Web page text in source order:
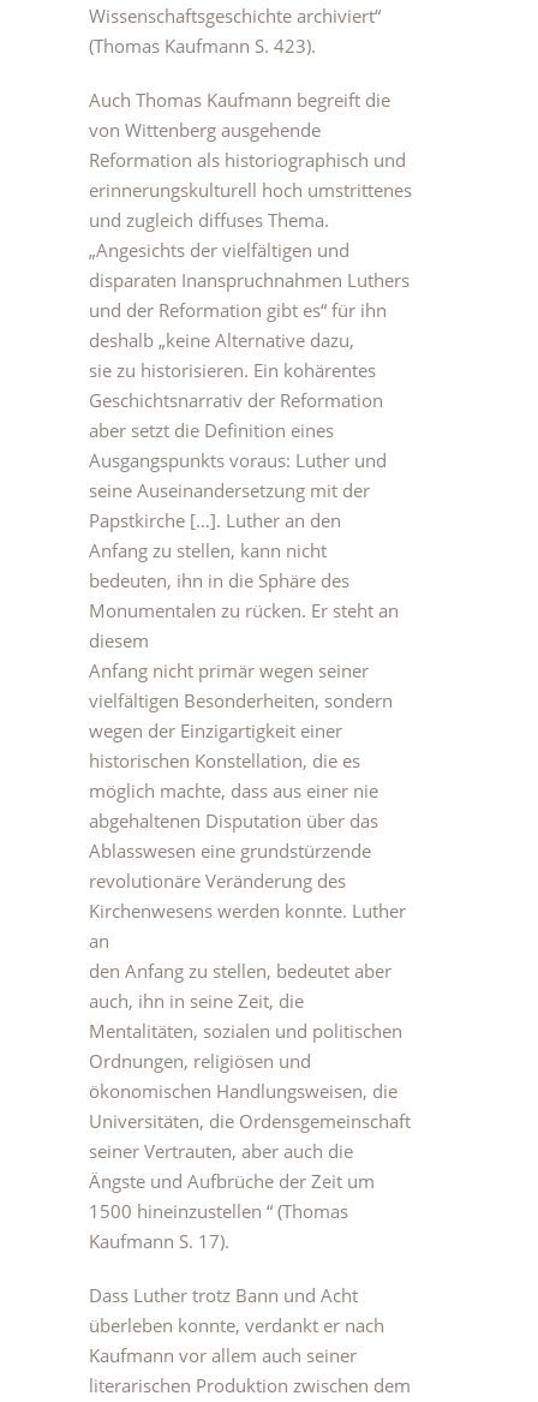
Wissenschaftsgeschichte archiviert“
(Thomas Kaufmann S. 423).
Auch Thomas Kaufmann begreift die
von Wittenberg ausgehende
Reformation als historiographisch und
erinnerungskulturell hoch umstrittenes
und zugleich diffuses Thema.
„Angesichts der vielfältigen und
disparaten Inanspruchnahmen Luthers
und der Reformation gibt es“ für ihn
deshalb „keine Alternative dazu,
sie zu historisieren. Ein kohärentes
Geschichtsnarrativ der Reformation
aber setzt die Definition eines
Ausgangspunkts voraus: Luther und
seine Auseinandersetzung mit der
Papstkirche […]. Luther an den
Anfang zu stellen, kann nicht
bedeuten, ihn in die Sphäre des
Monumentalen zu rücken. Er steht an
diesem
Anfang nicht primär wegen seiner
vielfältigen Besonderheiten, sondern
wegen der Einzigartigkeit einer
historischen Konstellation, die es
möglich machte, dass aus einer nie
abgehaltenen Disputation über das
Ablasswesen eine grundstürzende
revolutionäre Veränderung des
Kirchenwesens werden konnte. Luther
an
den Anfang zu stellen, bedeutet aber
auch, ihn in seine Zeit, die
Mentalitäten, sozialen und politischen
Ordnungen, religiösen und
ökonomischen Handlungsweisen, die
Universitäten, die Ordensgemeinschaft
seiner Vertrauten, aber auch die
Ängste und Aufbrüche der Zeit um
1500 hineinzustellen “ (Thomas
Kaufmann S. 17).
Dass Luther trotz Bann und Acht
überleben konnte, verdankt er nach
Kaufmann vor allem auch seiner
literarischen Produktion zwischen dem